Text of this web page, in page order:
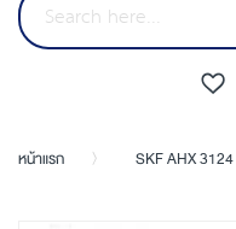
หน้าแรก SKF AHX